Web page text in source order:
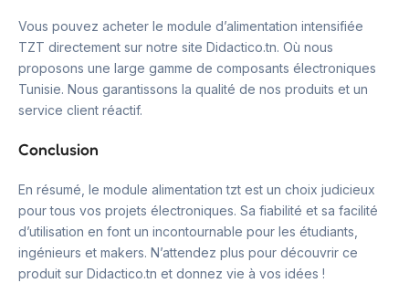
Vous pouvez acheter le module d’alimentation intensifiée
TZT directement sur notre site Didactico.tn. Où nous
proposons une large gamme de composants électroniques
Tunisie. Nous garantissons la qualité de nos produits et un
service client réactif.
Conclusion
En résumé, le module alimentation tzt est un choix judicieux
pour tous vos projets électroniques. Sa fiabilité et sa facilité
d’utilisation en font un incontournable pour les étudiants,
ingénieurs et makers. N’attendez plus pour découvrir ce
produit sur Didactico.tn et donnez vie à vos idées !